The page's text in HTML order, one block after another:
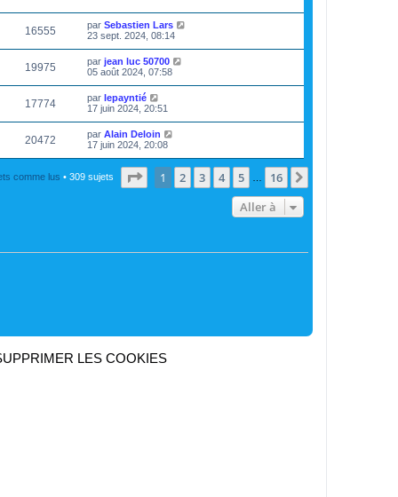
16555 par Sebastien Lars
23 sept. 2024, 08:14
19975 par jean luc 50700
05 août 2024, 07:58
17774 par lepayntié
17 juin 2024, 20:51
20472 par Alain Deloin
17 juin 2024, 20:08
comme lus • 309 sujets Page sur16
1 2 3 4 5 16
Aller à
LES COOKIES